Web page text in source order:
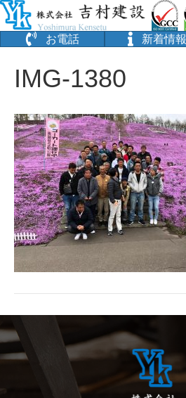
お電話 新着情報
IMG-1380